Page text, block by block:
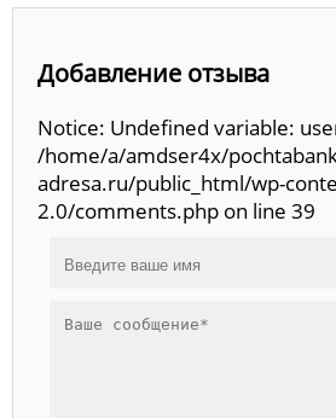
Добавление отзыва
Notice: Undefined variable:
/home/a/amdser4x/
adresa.ru/public_html/wp-
2.0/comments.php on line 39